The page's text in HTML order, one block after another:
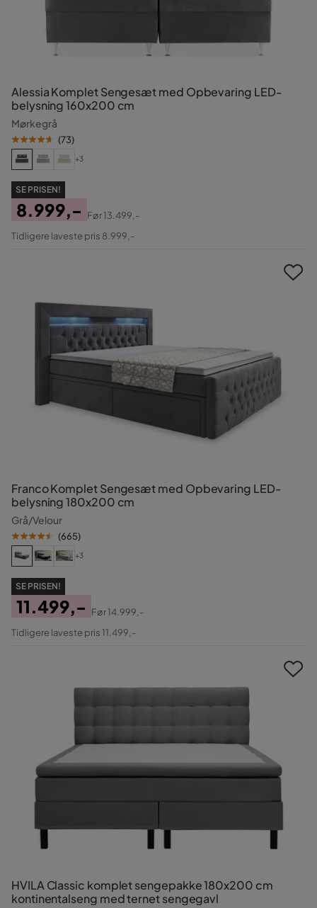
Alessia Komplet Sengesæt med Opbevaring LED-
belysning 160x200 cm
Mørkegrå
(73)
+3
SE PRISEN!
Pris
8.999,-
Original
Før13.499,-
Tidligere laveste pris 8.999,-
Franco Komplet Sengesæt med Opbevaring LED-
belysning 180x200 cm
Grå/Velour
(665)
+3
SE PRISEN!
Pris
11.499,-
Original
Før14.999,-
Tidligere laveste pris 11.499,-
HVILA Classic komplet sengepakke 180x200 cm
kontinentalseng med ternet sengegavl